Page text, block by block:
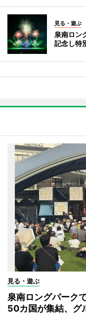
見る・遊ぶ
泉南ロン
記念し特
見る・遊ぶ
泉南ロングパーク
50カ国が集結、グ